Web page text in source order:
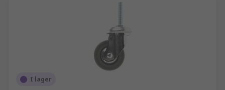
I lager